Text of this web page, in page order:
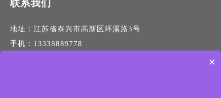
联系我们
地址：江苏省泰兴市高新区环溪路3号
手机：13338889778
×